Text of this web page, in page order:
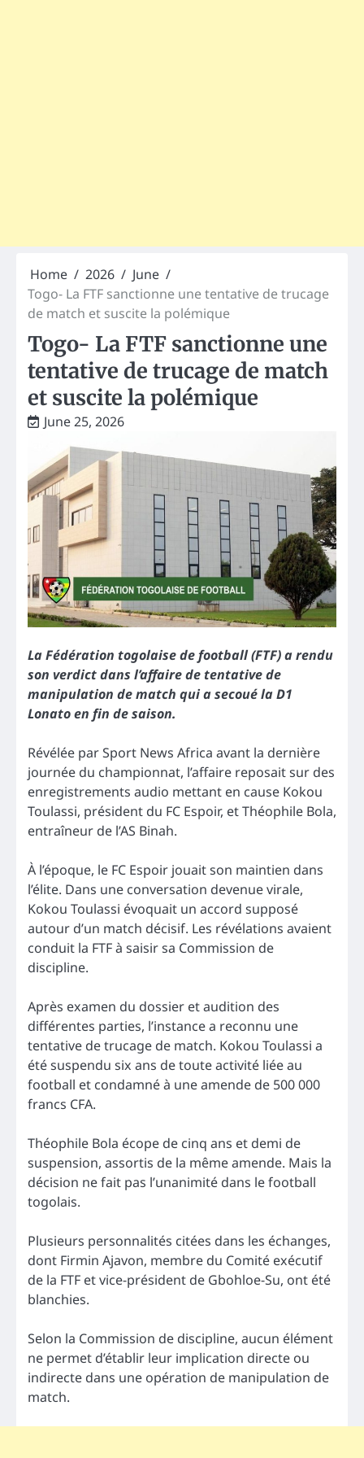
Home 2026
June
Togo- La FTF sanctionne une tentative de trucage
de match et suscite la polémique
Togo- La FTF sanctionne une
tentative de trucage de match
et suscite la polémique
June 25, 2026
La Fédération togolaise de football (FTF) a rendu
son verdict dans l’affaire de tentative de
manipulation de match qui a secoué la D1
Lonato en fin de saison.
Révélée par Sport News Africa avant la dernière
journée du championnat, l’affaire reposait sur des
enregistrements audio mettant en cause Kokou
Toulassi, président du FC Espoir, et Théophile Bola,
entraîneur de l’AS Binah.
À l’époque, le FC Espoir jouait son maintien dans
l’élite. Dans une conversation devenue virale,
Kokou Toulassi évoquait un accord supposé
autour d’un match décisif. Les révélations avaient
conduit la FTF à saisir sa Commission de
discipline.
Après examen du dossier et audition des
différentes parties, l’instance a reconnu une
tentative de trucage de match. Kokou Toulassi a
été suspendu six ans de toute activité liée au
football et condamné à une amende de 500 000
francs CFA.
Théophile Bola écope de cinq ans et demi de
suspension, assortis de la même amende. Mais la
décision ne fait pas l’unanimité dans le football
togolais.
Plusieurs personnalités citées dans les échanges,
dont Firmin Ajavon, membre du Comité exécutif
de la FTF et vice-président de Gbohloe-Su, ont été
blanchies.
Selon la Commission de discipline, aucun élément
ne permet d’établir leur implication directe ou
indirecte dans une opération de manipulation de
match.